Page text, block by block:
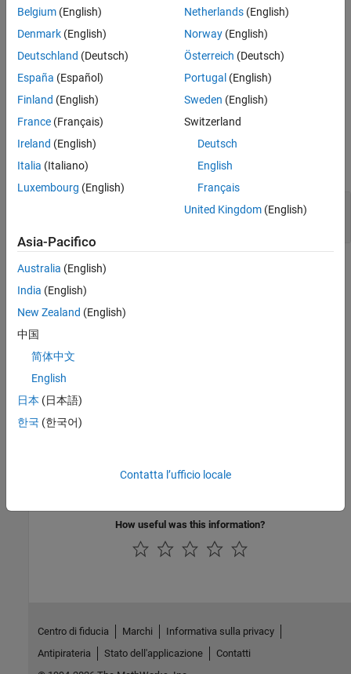
Find blocks which are affected by a particular parameter.
Creation
=parameterDependence( slicerObj creates an
SLSlicerAPI.ParameterDependence
object for the model used to
constructslicerObj
Properties
expand all
Slicer object for model
object
Methods
expand all
Version History
Introduced in R2021b
parametersAffectingBlock|blocksAffectedByParameter
How useful was this information?
Belgium (English)
Denmark (English)
Deutschland (Deutsch)
España (Español)
Finland (English)
France (Français)
Ireland (English)
Italia (Italiano)
Luxembourg (English)
Netherlands(English)
Norway(English)
Österreich (Deutsch)
Portugal (English)
Sweden (English)
Switzerland
Deutsch
English
Français
United Kingdom(English)
Asia-Pacifico
Australia (English)
India (English)
New Zealand (English)
中国
简体中文
English
日本 (日本語)
한국 (한국어)
Contatta l’ufficio locale
Centro di fiducia Marchi
Informativa sulla privacy
Antipirateria
Stato dell'applicazione
Contatti